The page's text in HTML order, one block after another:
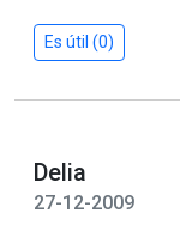
Es útil (0)
Delia
27-12-2009